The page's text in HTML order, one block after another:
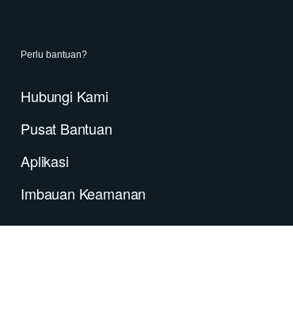
Perlu bantuan?
Hubungi Kami
Pusat Bantuan
Aplikasi
Imbauan Keamanan